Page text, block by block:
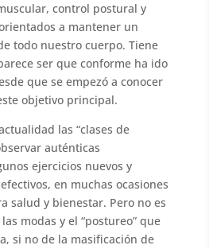
control postural y
a mantener un
todo nuestro cuerpo. Tiene
ser que conforme ha ido
que se empezó a conocer
objetivo principal.
las “clases de
auténticas
ejercicios nuevos y
en muchas ocasiones
salud y bienestar. Pero no es
modas y el “postureo” que
si no de la masificación de